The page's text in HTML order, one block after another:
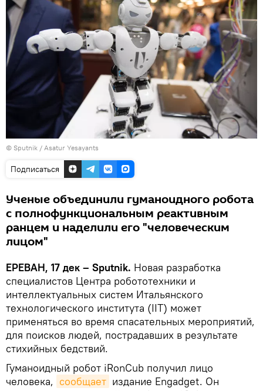
© Sputnik / Asatur Yesayants
Подписаться
Ученые объединили гуманоидного робота
с полнофункциональным реактивным
ранцем и наделили его "человеческим
лицом"
ЕРЕВАН, 17 дек – Sputnik. Новая разработка
специалистов Центра робототехники и
интеллектуальных систем Итальянского
технологического института (IIT) может
применяться во время спасательных мероприятий,
для поисков людей, пострадавших в результате
стихийных бедствий.
Гуманоидный робот iRonCub получил лицо
человека, сообщает издание Engadget. Он